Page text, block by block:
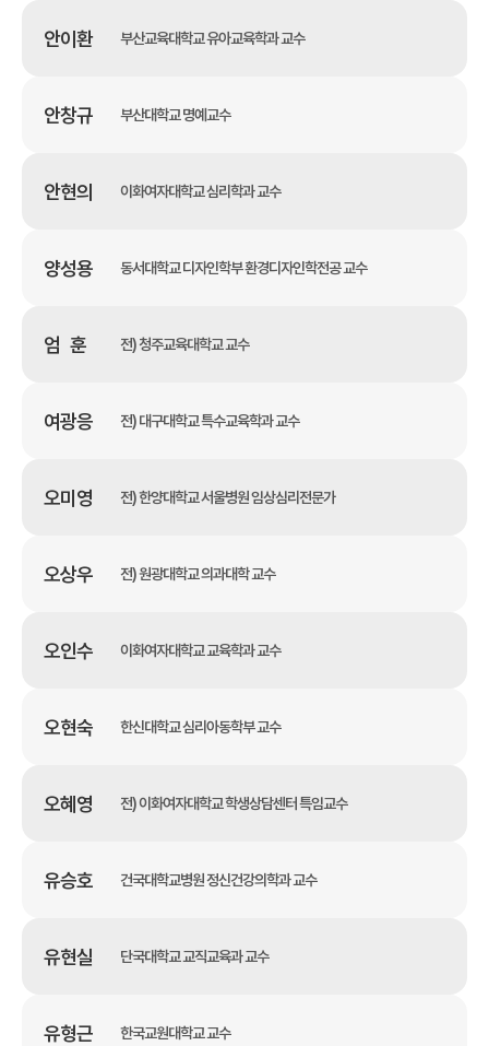
안이환 부산교육대학교 유아교육학과 교수
안창규 부산대학교 명예교수
안현의 이화여자대학교 심리학과 교수
양성용 동서대학교 디자인학부 환경디자인학전공 교수
엄 훈 전) 청주교육대학교 교수
여광응 전) 대구대학교 특수교육학과 교수
오미영 전) 한양대학교 서울병원 임상심리전문가
오상우 전) 원광대학교 의과대학 교수
오인수 이화여자대학교 교육학과 교수
오현숙 한신대학교 심리아동학부 교수
오혜영 전) 이화여자대학교 학생상담센터 특임교수
유승호 건국대학교병원 정신건강의학과 교수
유현실 단국대학교 교직교육과 교수
유형근 한국교원대학교 교수